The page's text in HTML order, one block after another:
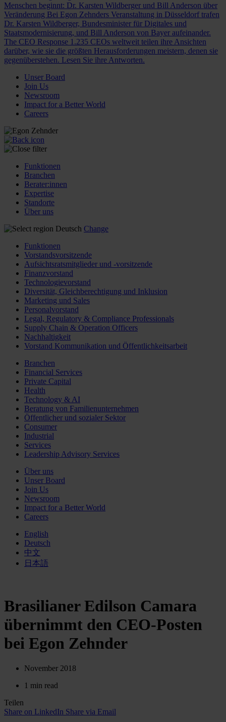
Menschen beginnt: Dr. Karsten Wildberger und Bill Anderson über
Veränderung Bei Egon Zehnders Veranstaltung in Düsseldorf trafen
Dr. Karsten Wildberger, Bundesminister für Digitales und
Staatsmodernisierung, und Bill Anderson von Bayer aufeinander.
The CEO Response 1.235 CEOs weltweit teilen ihre Ansichten
darüber, wie sie die größten Herausforderungen meistern, denen sie
gegenüberstehen. Lesen Sie ihre Antworten.
Unser Board
Join Us
Newsroom
Impact for a Better World
Careers
Funktionen
Branchen
Berater:innen
Expertise
Standorte
Über uns
Deutsch Change
Funktionen
Vorstandsvorsitzende
Aufsichtsratsmitglieder und -vorsitzende
Finanzvorstand
Technologievorstand
Diversität, Gleichberechtigung und Inklusion
Marketing und Sales
Personalvorstand
Legal, Regulatory & Compliance Professionals
Supply Chain & Operation Officers
Nachhaltigkeit
Vorstand Kommunikation und Öffentlichkeitsarbeit
Branchen
Financial Services
Private Capital
Health
Technology & AI
Beratung von Familienunternehmen
Öffentlicher und sozialer Sektor
Consumer
Industrial
Services
Leadership Advisory Services
Über uns
Unser Board
Join Us
Newsroom
Impact for a Better World
Careers
English
Deutsch
中文
日本語
Brasilianer Edilson Camara
übernimmt den CEO-Posten
bei Egon Zehnder
November 2018
1 min read
Teilen
Share on LinkedIn Share via Email